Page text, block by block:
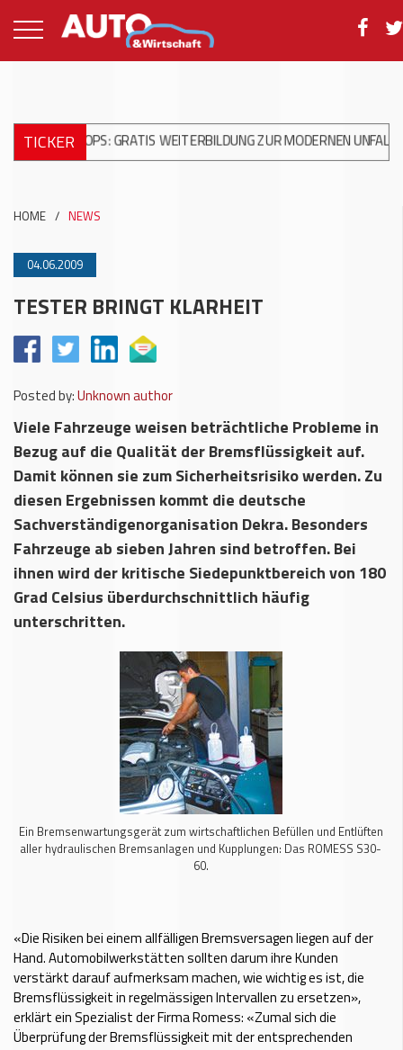
TICKERGRATIS WEITERBILDUNG ZUR MODERNEN
HOME / NEWS
04.06.2009
TESTER BRINGT KLARHEIT
Posted by:Unknown author
Viele Fahrzeuge weisen beträchtliche Probleme in
Bezug auf die Qualität der Bremsflüssigkeit auf.
Damit können sie zum Sicherheitsrisiko werden. Zu
diesen Ergebnissen kommt die deutsche
Sachverständigenorganisation Dekra. Besonders
Fahrzeuge ab sieben Jahren sind betroffen. Bei
ihnen wird der kritische Siedepunktbereich von 180
Grad Celsius überdurchschnittlich häufig
unterschritten.
Ein Bremsenwartungsgerät zum wirtschaftlichen Befüllen und Entlüften
aller hydraulischen Bremsanlagen und Kupplungen: Das ROMESS S30-
60.
«Die Risiken bei einem allfälligen Bremsversagen liegen auf der
Hand. Automobilwerkstätten sollten darum ihre Kunden
verstärkt darauf aufmerksam machen, wie wichtig es ist, die
Bremsflüssigkeit in regelmässigen Intervallen zu ersetzen»,
erklärt ein Spezialist der Firma Romess: «Zumal sich die
Überprüfung der Bremsflüssigkeit mit der entsprechenden